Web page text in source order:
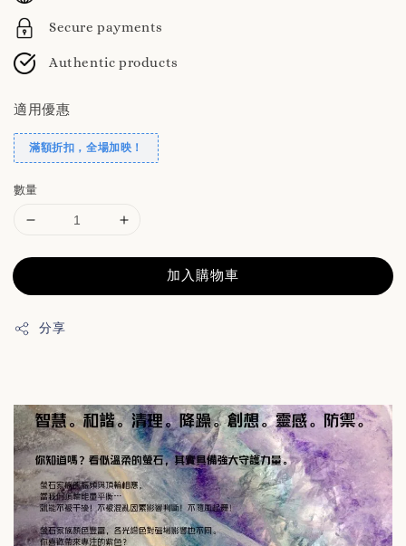
Secure payments
Authentic products
適用優惠
滿額折扣，全場加映！
數量
加入購物車
分享